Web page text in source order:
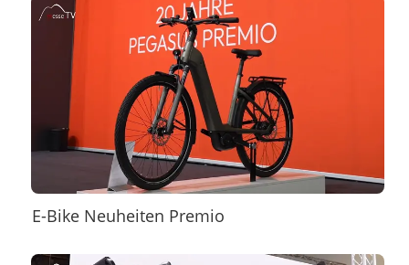
E-Bike Neuheiten Premio